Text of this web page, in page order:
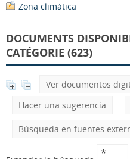
Zona climática
DOCUMENTS
CATÉGORIE (623)
Ver documentos
Hacer una sugerencia
Búsqueda en fuentes